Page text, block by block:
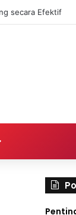
secara Efektif